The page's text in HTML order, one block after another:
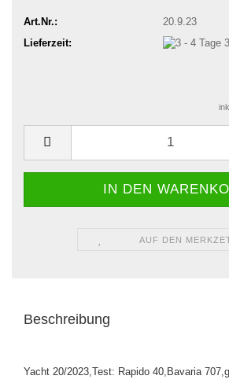
Art.Nr.:
20.9.23
Lieferzeit:
AUF DEN
Beschreibung
Yacht 20/2023,Test: Rapido 40,Bavaria